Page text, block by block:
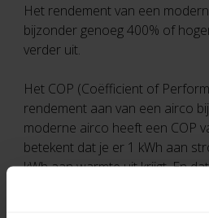
Het rendement van een
bijzonder genoeg 400% of
verder uit.
Het COP (Coëfficient of
rendement aan van een airco
moderne airco heeft een COP
betekent dat je er 1 kWh aan
kWh aan warmte uit krijgt. En